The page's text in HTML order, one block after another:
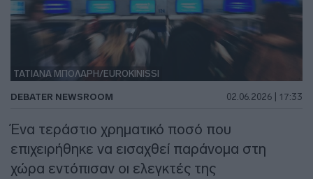
ΤΑΤΙΑΝΑ ΜΠΟΛΑΡΗ/EUROKINISSI
DEBATER NEWSROOM 02.06.2026 | 17:33
Ένα τεράστιο χρηματικό ποσό που
επιχειρήθηκε να εισαχθεί παράνομα στη
χώρα εντόπισαν οι ελεγκτές της